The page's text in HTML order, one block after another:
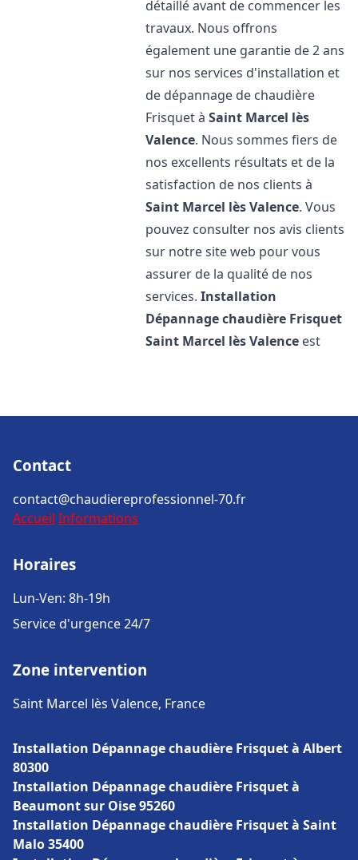
détaillé avant de commencer les
travaux. Nous offrons
également une garantie de 2 ans
sur nos services d'installation et
de dépannage de chaudière
Frisquet àSaint Marcel lès
Valence. Nous sommes fiers de
nos excellents résultats et de la
satisfaction de nos clients à
Saint Marcel lès Valence. Vous
pouvez consulter nos avis clients
sur notre site web pour vous
assurer de la qualité de nos
services.Installation
Dépannage chaudière Frisquet
Saint Marcel lès Valence est
Contact
contact@chaudiereprofessionnel-70.fr
Accueil Informations
Horaires
Lun-Ven: 8h-19h
Service d'urgence 24/7
Zone intervention
Saint Marcel lès Valence, France
Installation Dépannage chaudière Frisquet à Albert
80300
Installation Dépannage chaudière Frisquet à
Beaumont sur Oise 95260
Installation Dépannage chaudière Frisquet à Saint
Malo 35400